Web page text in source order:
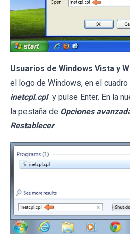
Usuarios de Windows Vista y
el logo de Windows, en el
inetcpl.cpl y pulse Enter. En la
la pestaña de Opciones
Restablecer .